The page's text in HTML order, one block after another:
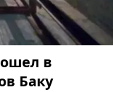
в
Баку